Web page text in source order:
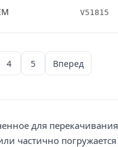
V51815
4 5 Вперед
для
частично